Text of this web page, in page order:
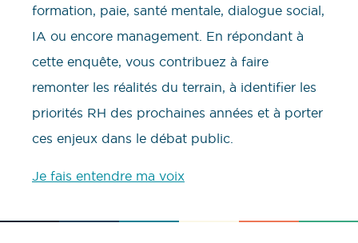
formation, paie, santé mentale, dialogue social,
IA ou encore management. En répondant à
cette enquête, vous contribuez à faire
remonter les réalités du terrain, à identifier les
priorités RH des prochaines années et à porter
ces enjeux dans le débat public.
Je fais entendre ma voix